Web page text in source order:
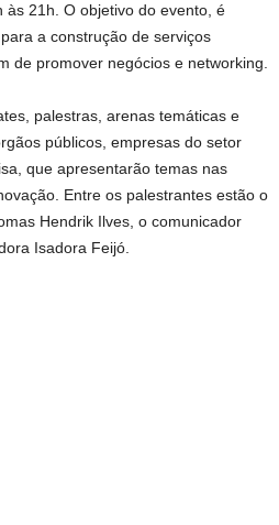
21h. O objetivo do evento, é
a construção de serviços
de promover negócios e networking.
palestras, arenas temáticas e
públicos, empresas do setor
que apresentarão temas nas
Entre os palestrantes estão o
Hendrik Ilves, o comunicador
Isadora Feijó.